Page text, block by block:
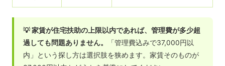
💡 家賃が住宅扶助の上限以内であれば、管理費が多少超
過しても問題ありません。
「管理費込みで37,000円以
内」という探し方は選択肢を狭めます。家賃そのものが